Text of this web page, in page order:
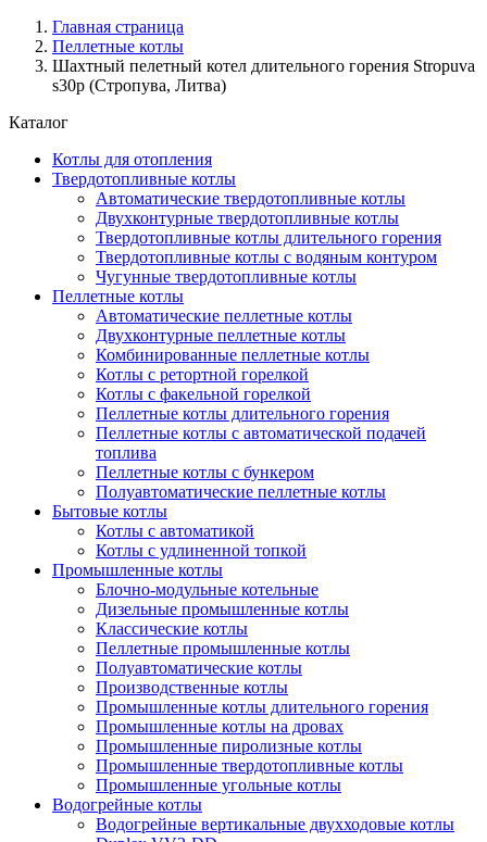
Главная страница
Пеллетные котлы
Шахтный пелетный котел длительного горения Stropuva
s30p (Стропува, Литва)
Каталог
Котлы для отопления
Твердотопливные котлы
Автоматические твердотопливные котлы
Двухконтурные твердотопливные котлы
Твердотопливные котлы длительного горения
Твердотопливные котлы с водяным контуром
Чугунные твердотопливные котлы
Пеллетные котлы
Автоматические пеллетные котлы
Двухконтурные пеллетные котлы
Комбинированные пеллетные котлы
Котлы с ретортной горелкой
Котлы с факельной горелкой
Пеллетные котлы длительного горения
Пеллетные котлы с автоматической подачей
топлива
Пеллетные котлы с бункером
Полуавтоматические пеллетные котлы
Бытовые котлы
Котлы с автоматикой
Котлы с удлиненной топкой
Промышленные котлы
Блочно-модульные котельные
Дизельные промышленные котлы
Классические котлы
Пеллетные промышленные котлы
Полуавтоматические котлы
Производственные котлы
Промышленные котлы длительного горения
Промышленные котлы на дровах
Промышленные пиролизные котлы
Промышленные твердотопливные котлы
Промышленные угольные котлы
Водогрейные котлы
Водогрейные вертикальные двухходовые котлы